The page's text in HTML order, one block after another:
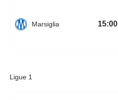
Marsiglia 15:00
Ligue 1